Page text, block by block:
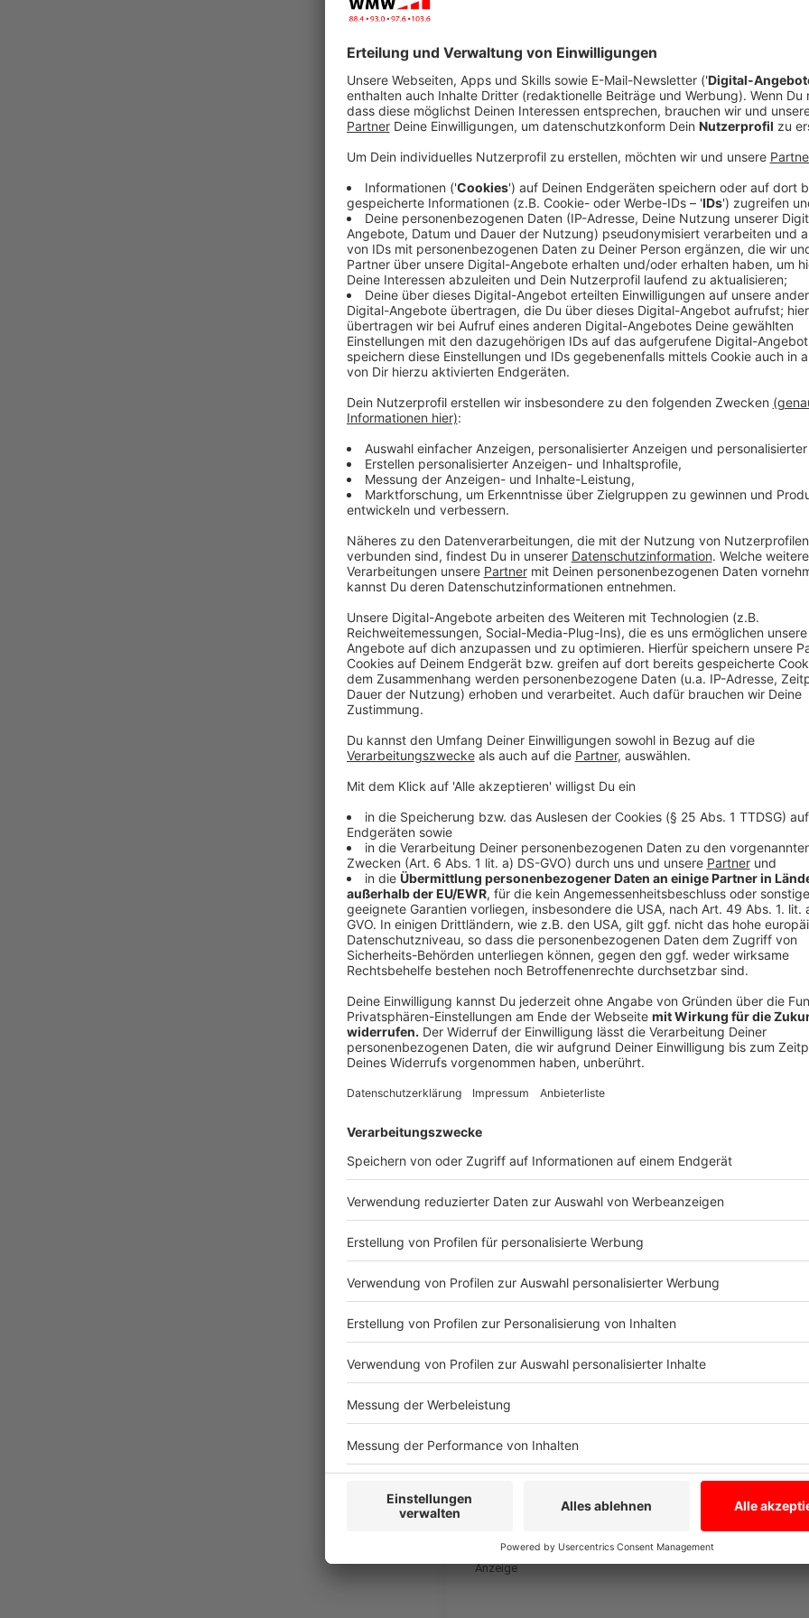
Die Anholter Schweiz
Anzeige
Unsere Reporterin Malin Gröting war im Wildpark
was man dort alles entdecken kann. Es gibt schöne
für die Kids und natürlich eine Menge Tiere. Sogar
ihr hier.
Anzeige
Anzeige
"Ich habe mich am meisten auf den Wolf
Anzeige
Anzeige
Der Pröbstingsee bietet allerhand Abwechslung.
Trettboot fahren sondern auch den Kletterwald
Reporterin Malin Gröting war für Euch vor Ort und
Anzeige
Anzeige
"Hier ist es mega schön"
Anzeige
Anzeige
Die besten Ausflugsziele für die Ferien in
Anzeige